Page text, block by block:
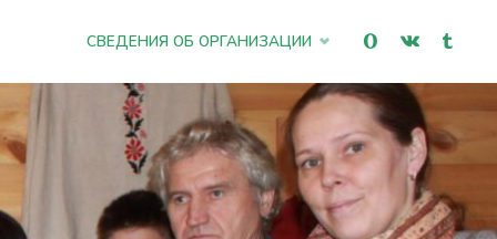
к
содержимому
СВЕДЕНИЯ ОБ ОРГАНИЗАЦИИ